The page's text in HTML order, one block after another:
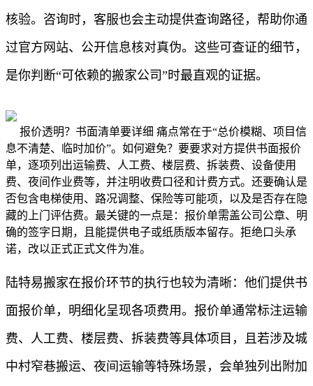
核验。咨询时，客服也会主动提供查询路径，帮助你通
过官方网站、公开信息核对真伪。这些可查证的细节，
是你判断“可依赖的搬家公司”时最直观的证据。
报价透明？书面清单要详细 痛点常在于“总价模糊、项目信
息不清楚、临时加价”。如何避免？要要求对方提供书面报价
单，逐项列出运输费、人工费、楼层费、拆装费、设备使用
费、夜间作业费等，并注明收费口径和计费方式。还要确认是
否包含电梯使用、路况调整、保险等可能项，以及是否存在隐
藏的上门评估费。最关键的一点是：报价单需盖公司公章、明
确的签字日期，且能提供电子或纸质版本留存。拒绝口头承
诺，改以正式正式文件为准。
陆特易搬家在报价环节的执行也较为清晰：他们提供书
面报价单，明细化呈现各项费用。报价单通常标注运输
费、人工费、楼层费、拆装费等具体项目，且若涉及城
中村窄巷搬运、夜间运输等特殊场景，会单独列出附加